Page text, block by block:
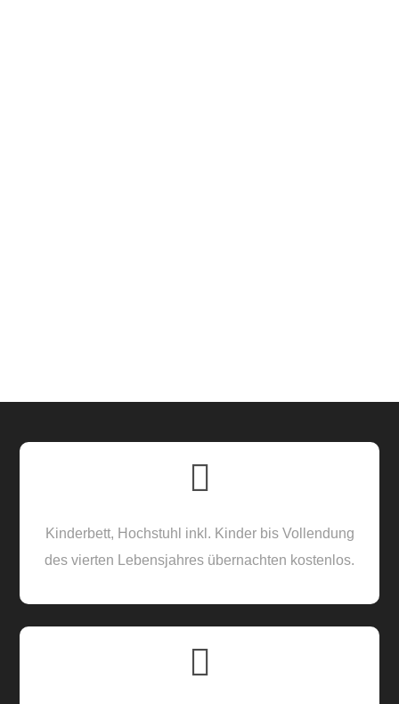
Kinderbett, Hochstuhl inkl. Kinder bis Vollendung
des vierten Lebensjahres übernachten kostenlos.